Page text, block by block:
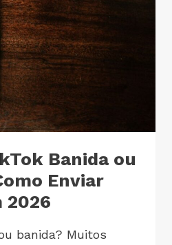
Banida ou
Enviar
2026
banida? Muitos